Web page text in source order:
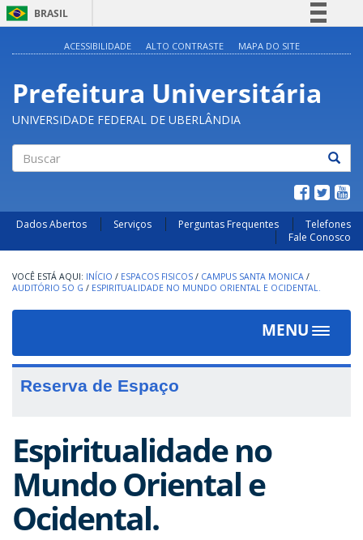
BRASIL
Participe
Acesso à informação
ACESSIBILIDADE ALTO CONTRASTE MAPA DO SITE
Prefeitura Universitária
UNIVERSIDADE FEDERAL DE UBERLÂNDIA
Dados Abertos Serviços Perguntas Frequentes
Telefones
Fale Conosco
INÍCIO / ESPACOS FISICOS / CAMPUS SANTA MONICA /
AUDITÓRIO 5O G / ESPIRITUALIDADE NO MUNDO ORIENTAL E OCIDENTAL.
MENU
Toggle
Reserva de Espaço
Espiritualidade no
Mundo Oriental e
Ocidental.